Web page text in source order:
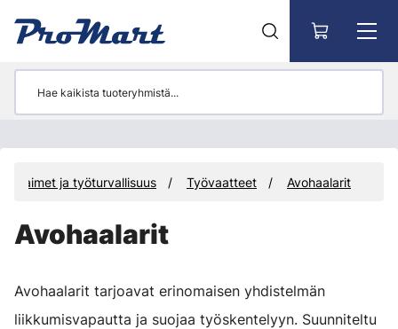
Suojaimet ja työturvallisuus Työvaatteet Avohaalarit
Avohaalarit
Avohaalarit tarjoavat erinomaisen yhdistelmän
liikkumisvapautta ja suojaa työskentelyyn. Suunniteltu